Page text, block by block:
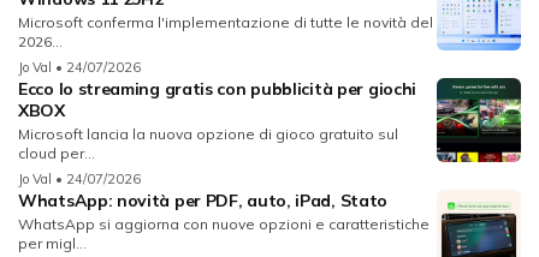
Microsoft conferma l'implementazione di tutte le novità del
2026...
Jo Val • 24/07/2026
Ecco lo streaming gratis con pubblicità per giochi
XBOX
Microsoft lancia la nuova opzione di gioco gratuito sul
cloud per...
Jo Val • 24/07/2026
WhatsApp: novità per PDF, auto, iPad, Stato
WhatsApp si aggiorna con nuove opzioni e caratteristiche
per migl...